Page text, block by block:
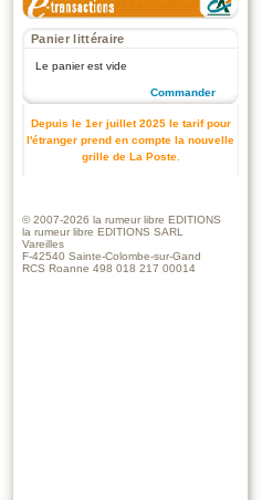
Panier littéraire
Le panier est vide
Commander
Depuis le 1er juillet 2025 le tarif pour
l'étranger prend en compte la nouvelle
grille de La Poste.
© 2007-2026 la rumeur libre EDITIONS
la rumeur libre EDITIONS SARL
Vareilles
F-42540 Sainte-Colombe-sur-Gand
RCS Roanne 498 018 217 00014